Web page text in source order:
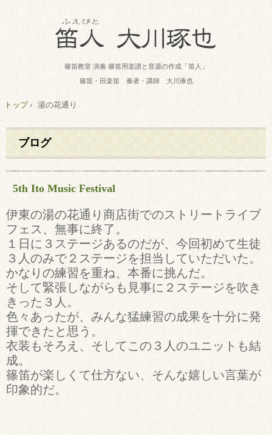
篠笛教室 演奏 篠笛用楽譜と音源の作成「笛人」
篠笛・田楽笛 奏者・講師 大川琢也
トップ› 湯の花通り
ブログ
5th Ito Music Festival
伊東の湯の花通り商店街でのストリートライブ
フェス、無事に終了。
１日に３ステージあるのだが、今回初めて生徒
３人のみで２ステージを担当していただいた。
かなりの練習を重ね、本番に挑んだ。
そして緊張しながらも見事に２ステージを吹き
きった３人。
色々あったが、みんな猛練習の成果を十分に発
揮できたと思う。
衣装もそろえ、そしてこの３人のユニットも結
成。
篠笛が楽しくて仕方ない、そんな嬉しい言葉が
印象的だ。